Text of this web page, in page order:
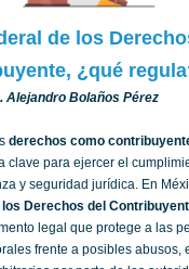
de los
¿qué
Alejandro Bolaños Pérez
derechos como
clave para ejercer el
y seguridad jurídica. En
Derechos del
legal que protege a las
frente a posibles abusos,